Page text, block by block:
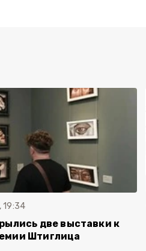
19:34
две выставки к
Штиглица